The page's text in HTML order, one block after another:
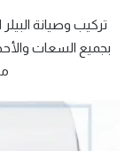
تركيب وصيانة
بجميع السعات